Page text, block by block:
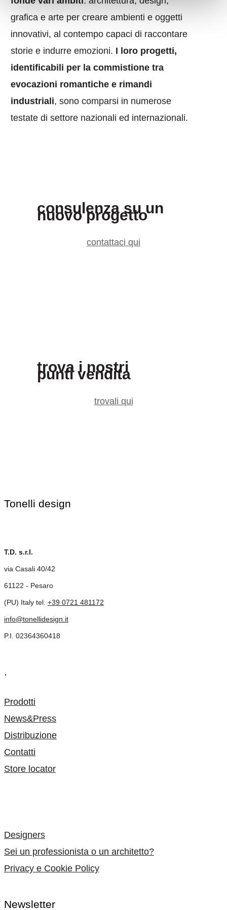
grafica e arte per creare ambienti e oggetti
innovativi, al contempo capaci di raccontare
storie e indurre emozioni. I loro progetti,
identificabili per la commistione tra
evocazioni romantiche e rimandi
industriali, sono comparsi in numerose
testate di settore nazionali ed internazionali.
consulenza su un
nuovo progetto
contattaci qui
trova i nostri
punti vendita
trovali qui
Tonelli design
T.D. s.r.l.
via Casali 40/42
61122 - Pesaro
(PU) Italy tel. +39 0721 481172
info@tonellidesign.it
P.I. 02364360418
.
Prodotti
News&Press
Distribuzione
Contatti
Store locator
Designers
Sei un professionista o un architetto?
Privacy e Cookie Policy
Newsletter